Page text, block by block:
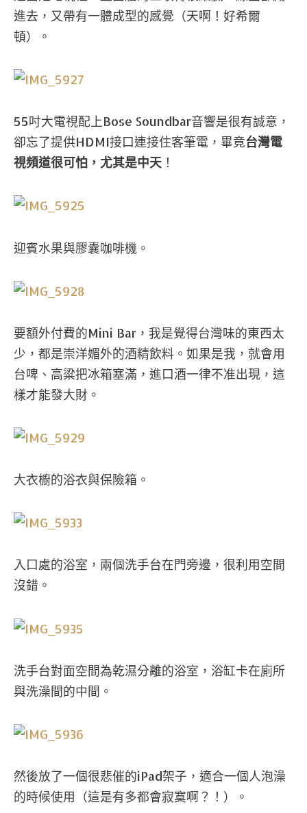
進去，又帶有一體成型的感覺（天啊！好希爾
頓）。
55吋大電視配上Bose Soundbar音響是很有誠意，
卻忘了提供HDMI接口連接住客筆電，畢竟台灣電
視頻道很可怕，尤其是中天 ！
迎賓水果與膠囊咖啡機。
要額外付費的Mini Bar，我是覺得台灣味的東西太
少，都是崇洋媚外的酒精飲料。如果是我，就會用
台啤、高粱把冰箱塞滿，進口酒一律不准出現，這
樣才能發大財。
大衣櫥的浴衣與保險箱。
入口處的浴室，兩個洗手台在門旁邊，很利用空間
沒錯。
洗手台對面空間為乾濕分離的浴室，浴缸卡在廁所
與洗澡間的中間。
然後放了一個很悲催的iPad架子，適合一個人泡澡
的時候使用（這是有多都會寂寞啊？！）。